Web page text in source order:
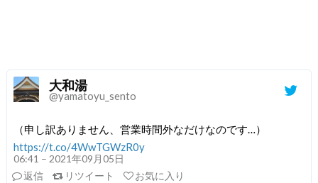
大和湯
@yamatoyu_sento
（申し訳ありません、営業時間外なだけなのです…）
https://t.co/4WwTGWzR0y
06:41 – 2021年09月05日
返信
リツイート お気に入り